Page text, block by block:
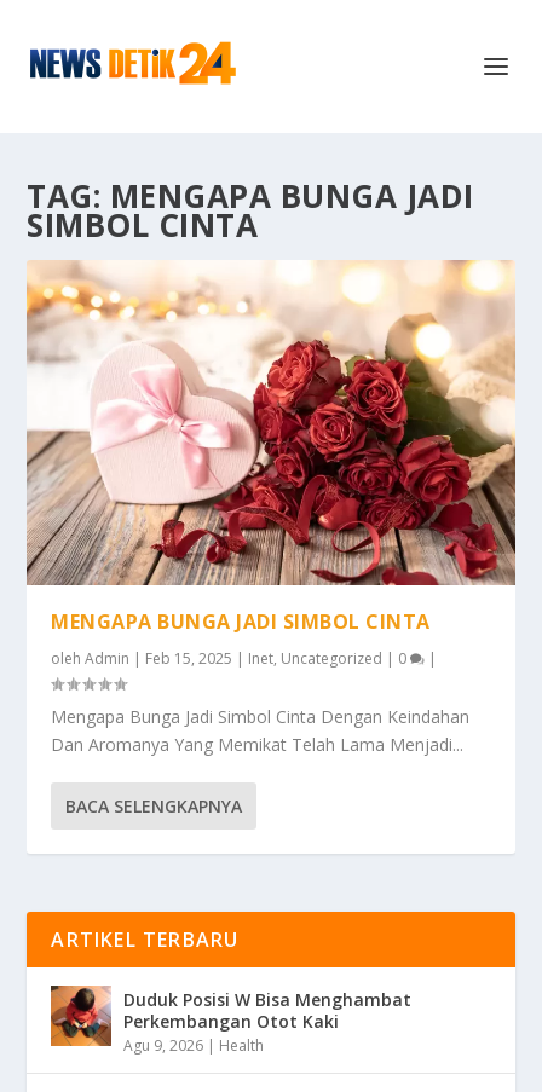
TAG: MENGAPA BUNGA JADI
SIMBOL CINTA
MENGAPA BUNGA JADI SIMBOL CINTA
olehAdmin | Feb 15, 2025 | Inet, Uncategorized | 0 |
Mengapa Bunga Jadi Simbol Cinta Dengan Keindahan
Dan Aromanya Yang Memikat Telah Lama Menjadi...
BACA SELENGKAPNYA
ARTIKEL TERBARU
Duduk Posisi W Bisa Menghambat
Perkembangan Otot Kaki
Agu 9, 2026 | Health